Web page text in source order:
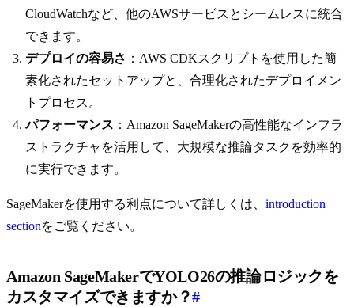
CloudWatchなど、他のAWSサービスとシームレスに統合
できます。
デプロイの容易さ ：AWS CDKスクリプトを使用した簡
素化されたセットアップと、合理化されたデプロイメン
トプロセス。
パフォーマンス ：Amazon SageMakerの高性能なインフラ
ストラクチャを活用して、大規模な推論タスクを効率的
に実行できます。
SageMakerを使用する利点について詳しくは、 introduction
sectionをご覧ください。
Amazon SageMakerでYOLO26の推論ロジックを
カスタマイズできますか？#